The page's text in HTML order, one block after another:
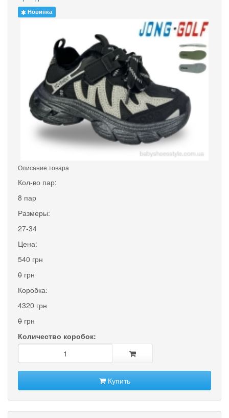
Новинка
Описание товара
Кол-во пар:
8 пар
Размеры:
27-34
Цена:
540 грн
0 грн
Коробка:
4320 грн
0 грн
Количество коробок:
Купить